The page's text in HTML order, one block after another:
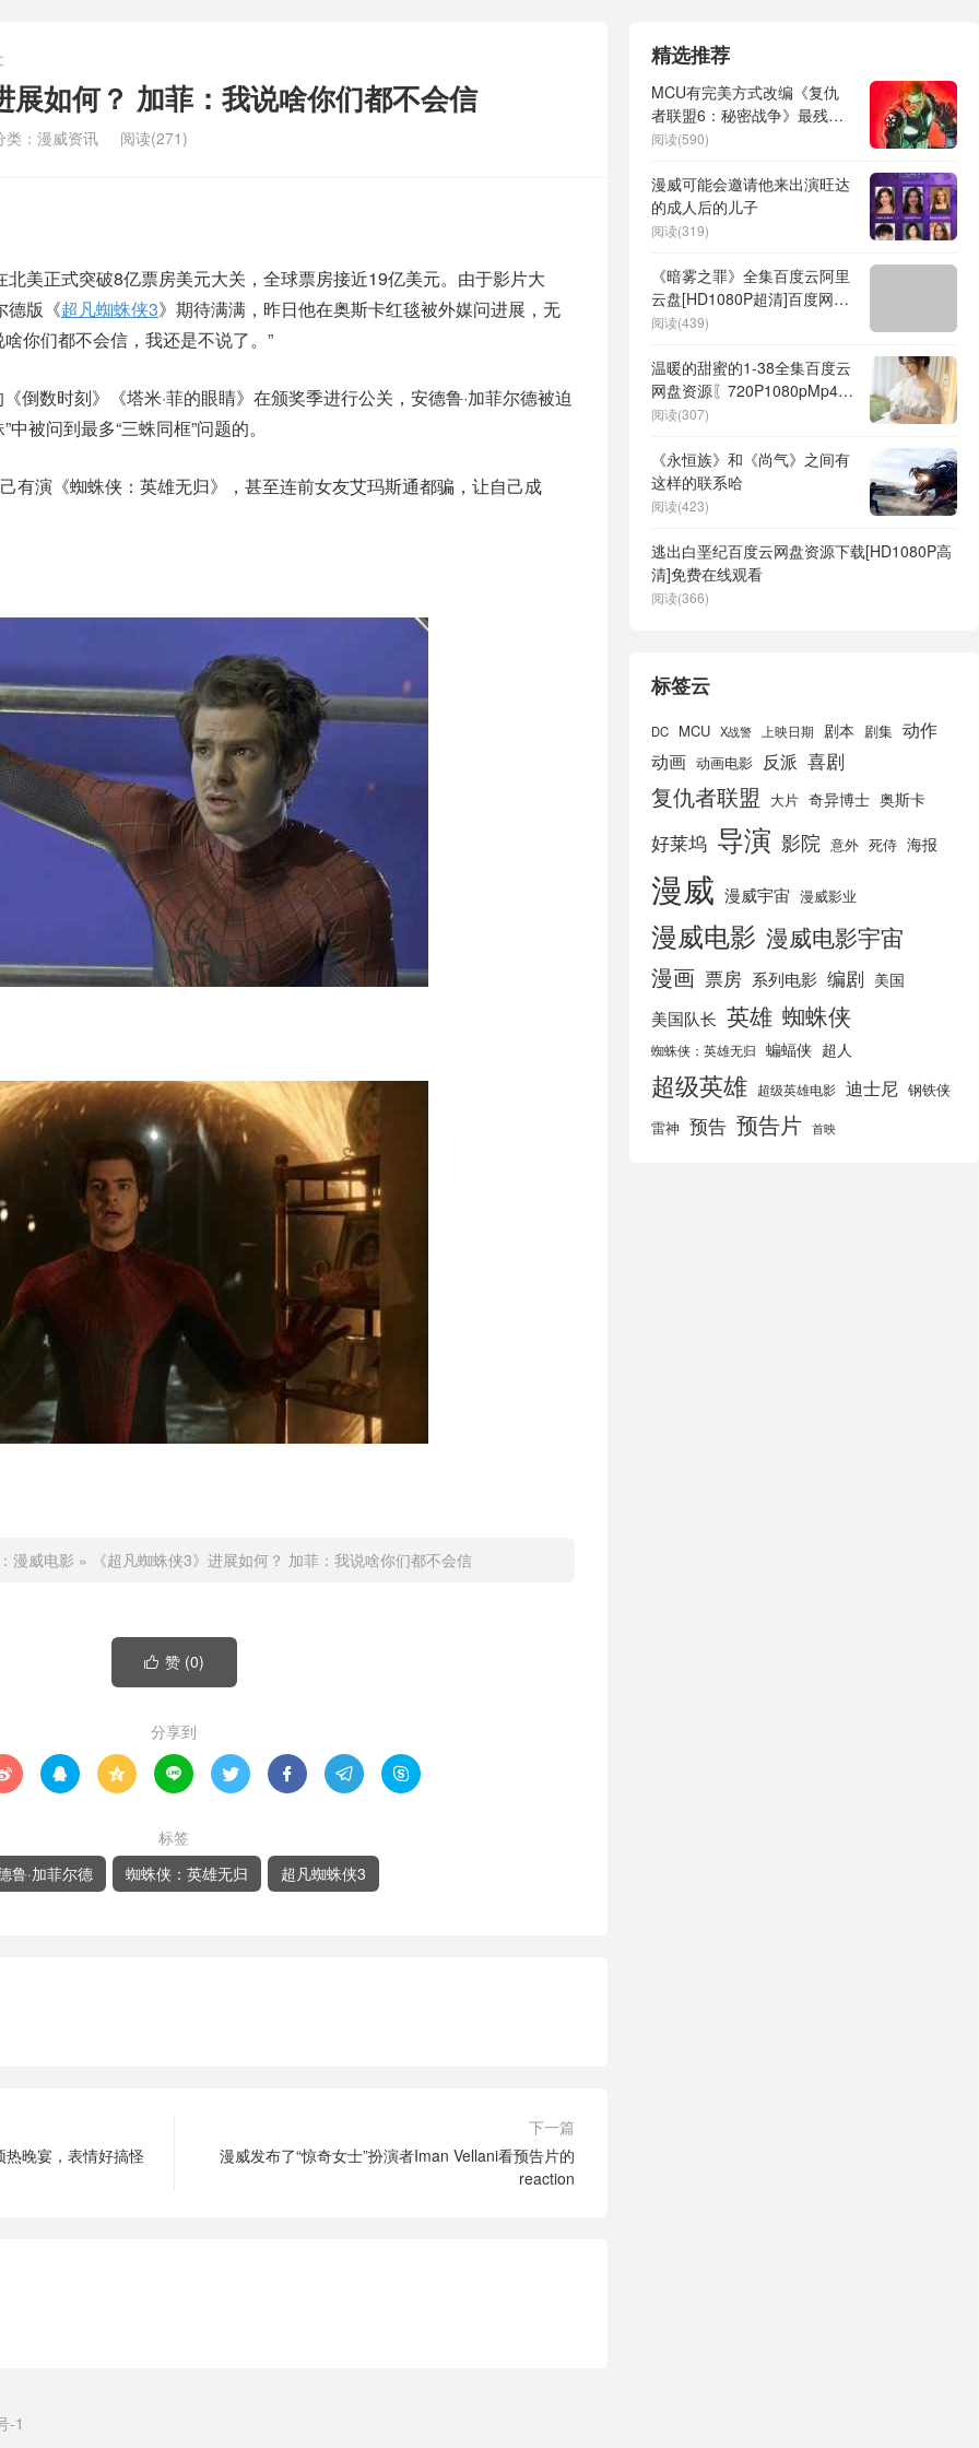
展如何？ 加菲：我说啥你们都不会信
类： 漫威资讯 阅读(271)
北美正式突破8亿票房美元大关，全球票房接近19亿美元。由于影片大
德版《超凡蜘蛛侠3》期待满满，昨日他在奥斯卡红毯被外媒问进展，无
你们都不会信，我还是不说了。”
倒数时刻》《塔米·菲的眼睛》在颁奖季进行公关，安德鲁·加菲尔德被迫
被问到最多“三蛛同框”问题的。
有演《蜘蛛侠：英雄无归》，甚至连前女友艾玛斯通都骗，让自己成
漫威电影 » 《超凡蜘蛛侠3》进展如何？ 加菲：我说啥你们都不会信
 赞 (0)
分享到
      
标签
鲁·加菲尔德
蜘蛛侠：英雄无归 超凡蜘蛛侠3
热晚宴，表情好搞怪
下一篇
漫威发布了“惊奇女士”扮演者Iman Vellani看预告片的
reaction
精选推荐
MCU有完美方式改编《复仇
者联盟6：秘密战争》最残酷
的反派场景
阅读(590)
漫威可能会邀请他来出演旺达
的成人后的儿子
阅读(319)
《暗雾之罪》全集百度云阿里
云盘[HD1080P超清]百度网盘
链接
阅读(439)
温暖的甜蜜的1-38全集百度云
网盘资源〖720P1080pMp4大
结局〗迅雷下载
阅读(307)
《永恒族》和《尚气》之间有
这样的联系哈
阅读(423)
逃出白垩纪百度云网盘资源下载[HD1080P高
清]免费在线观看
阅读(366)
标签云
DC MCU X战警 上映日期 剧本 剧集 动作
动画 动画电影 反派 喜剧
复仇者联盟 大片 奇异博士 奥斯卡
好莱坞 导演 影院 意外 死侍 海报
漫威 漫威宇宙 漫威影业
漫威电影 漫威电影宇宙
漫画 票房 系列电影 编剧 美国
美国队长 英雄 蜘蛛侠
蜘蛛侠：英雄无归 蝙蝠侠 超人
超级英雄 超级英雄电影 迪士尼 钢铁侠
雷神 预告 预告片 首映
-1